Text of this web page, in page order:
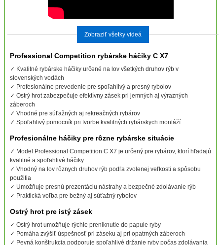
Zobraziť všetky videá
Professional Competition rybárske háčiky C X7
✓ Kvalitné rybárske háčiky určené na lov všetkých druhov rýb v
slovenských vodách
✓ Profesionálne prevedenie pre spoľahlivý a presný rybolov
✓ Ostrý hrot zabezpečuje efektívny zásek pri jemných aj výrazných
záberoch
✓ Vhodné pre súťažných aj rekreačných rybárov
✓ Spoľahlivý pomocník pri tvorbe kvalitných rybárskych montáží
Profesionálne háčiky pre rôzne rybárske situácie
✓ Model Professional Competition C X7 je určený pre rybárov, ktorí hľadajú
kvalitné a spoľahlivé háčiky
✓ Vhodný na lov rôznych druhov rýb podľa zvolenej veľkosti a spôsobu
použitia
✓ Umožňuje presnú prezentáciu nástrahy a bezpečné zdolávanie rýb
✓ Praktická voľba pre bežný aj súťažný rybolov
Ostrý hrot pre istý zásek
✓ Ostrý hrot umožňuje rýchle preniknutie do papule ryby
✓ Pomáha zvýšiť úspešnosť pri záseku aj pri opatrných záberoch
✓ Pevná konštrukcia podporuje spoľahlivé držanie ryby počas zdolávania